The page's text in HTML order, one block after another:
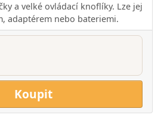
a velké ovládací knoflíky. Lze jej
adaptérem nebo bateriemi.
Koupit